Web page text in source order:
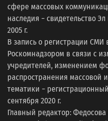
сфере массовых
наследия − свидетельство
2005 г.
В запись о регистрации
Роскомнадзором в связи с
учредителей, изменением
распространения массовой
тематики −
сентября 2020 г.
Главный редактор: Федосова